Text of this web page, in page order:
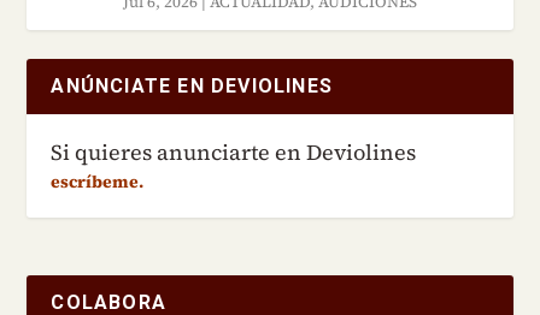
ANÚNCIATE EN DEVIOLINES
Si quieres anunciarte en Deviolines
escríbeme.
COLABORA